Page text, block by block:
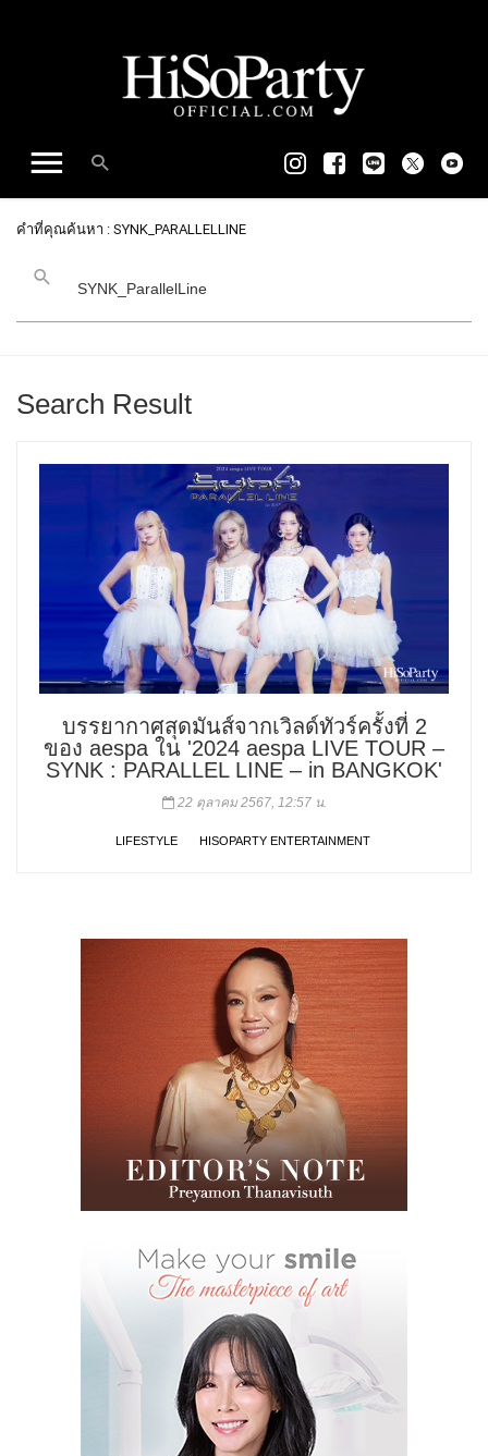
คำที่คุณค้นหา : SYNK_PARALLELLINE
Search Result
บรรยากาศสุดมันส์จากเวิลด์ทัวร์ครั้งที่ 2
ของ aespa ใน '2024 aespa LIVE TOUR –
SYNK : PARALLEL LINE – in BANGKOK'
22 ตุลาคม 2567, 12:57 น.
LIFESTYLE HISOPARTY ENTERTAINMENT